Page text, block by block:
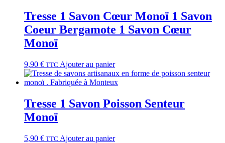
Tresse 1 Savon Cœur Monoï 1 Savon
Coeur Bergamote 1 Savon Cœur
Monoï
9,90 € TTC Ajouter au panier
Tresse 1 Savon Poisson Senteur
Monoï
5,90 € TTC Ajouter au panier